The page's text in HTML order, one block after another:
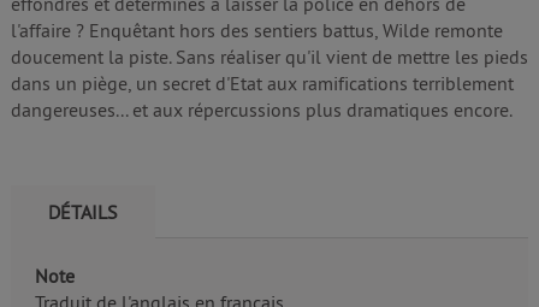
l'affaire ? Enquêtant hors des sentiers battus, Wilde remonte
doucement la piste. Sans réaliser qu'il vient de mettre les pieds
dans un piège, un secret d'Etat aux ramifications terriblement
dangereuses... et aux répercussions plus dramatiques encore.
DÉTAILS
Note
Traduit de l'anglais en français